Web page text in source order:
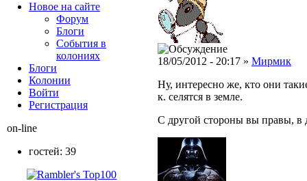
18/05/2012 - 20:17 » Мирмик
Ну, интересно же, кто они
к. селятся в земле.
С другой стороны вы правы, в
Новое на сайте
Форум
Блоги
События в
колониях
Блоги
Колонии
Войти
Peгиcтpaция
on-line
гостей: 39